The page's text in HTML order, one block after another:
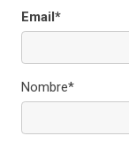
Email*
Nombre*